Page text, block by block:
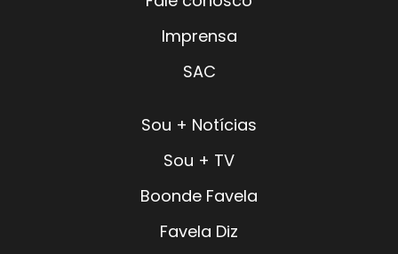
Imprensa
SAC
Sou + Notícias
Sou + TV
Boonde Favela
Favela Diz